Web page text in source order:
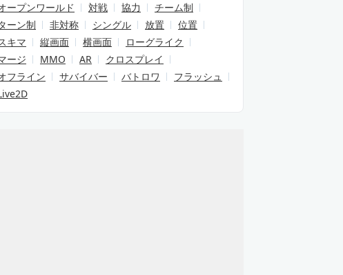
ープンワールド
対戦 協力
チーム制
ーン制
非対称 シングル 放置
位置
キマ
縦画面 横画面
ローグライク
ージ
MMO AR
クロスプレイ
フライン
サバイバー バトロワ
フラッシュ